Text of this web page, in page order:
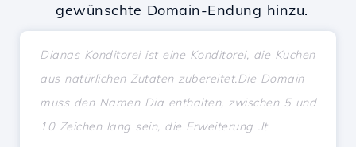
gewünschte Domain-Endung hinzu.